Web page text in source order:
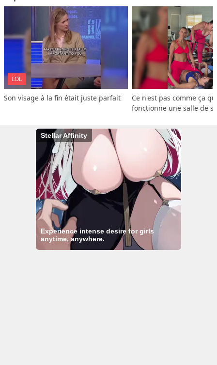
LOL
Son visage à la fin était juste parfait
Ce n'est pas comme ça
fonctionne une salle de